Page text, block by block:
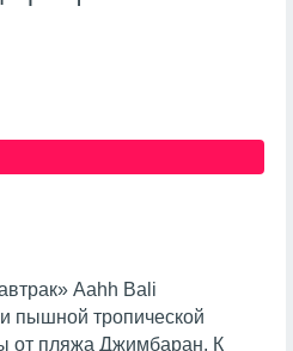
Aahh Bali
пышной тропической
от пляжа Джимбаран. К